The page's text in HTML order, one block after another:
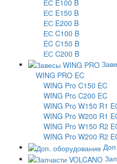
ЕС E100 B
ЕС E150 B
ЕС E200 B
ЕС C100 B
EC C150 B
ЕС C200 B
WING PRO EC
WING Pro C150 EC
WING Pro C200 EC
WING Pro W150 R1
WING Pro W200 R1
WING Pro W150 R2
WING Pro W200 R2